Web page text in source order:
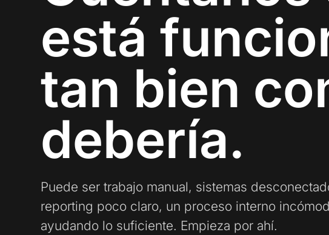
está
tan bien
debería.
Puede ser trabajo manual, sistemas
reporting poco claro, un proceso interno
ayudando lo suficiente. Empieza por ahí.